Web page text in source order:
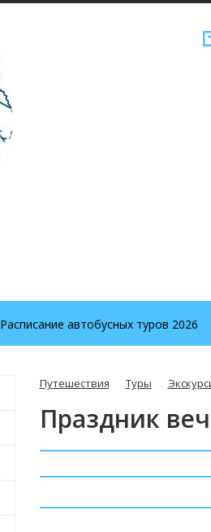
Расписание автобусных туров 2026
Путешествия Туры
Праздник
Длительность: 10 часов